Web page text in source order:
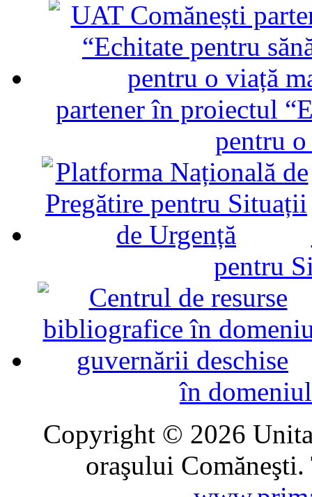
partener în proiectul
pentru
pentru
în
Copyright © 2026
oraşului